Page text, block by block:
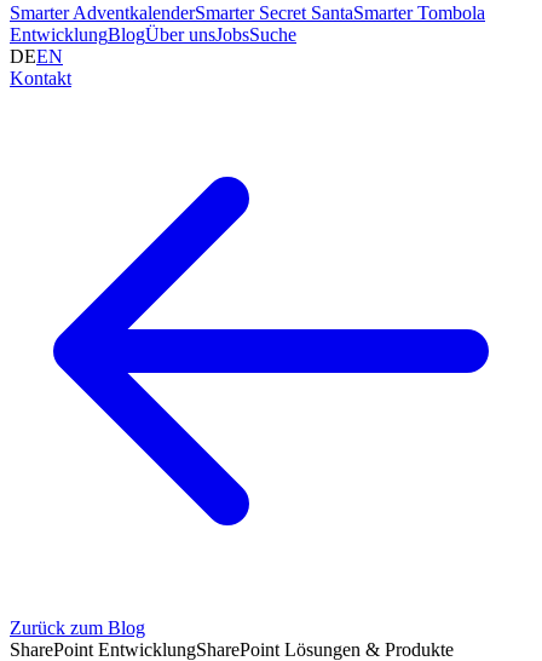
Smarter AdventkalenderSmarter Secret SantaSmarter Tombola
EntwicklungBlogÜber unsJobsSuche
DEEN
Kontakt
Zurück zum Blog
SharePoint EntwicklungSharePoint Lösungen & Produkte